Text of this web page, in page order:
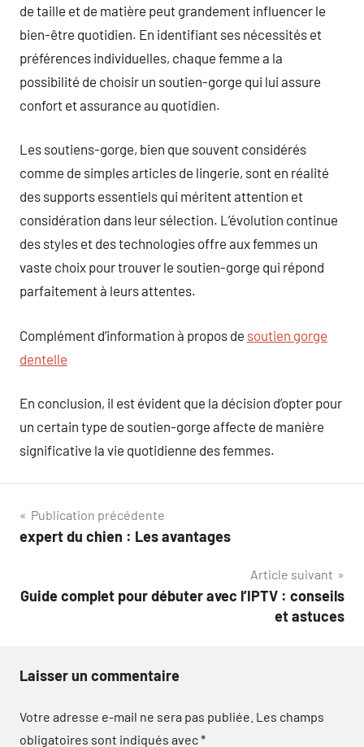
de taille et de matière peut grandement influencer le
bien-être quotidien. En identifiant ses nécessités et
préférences individuelles, chaque femme a la
possibilité de choisir un soutien-gorge qui lui assure
confort et assurance au quotidien.
Les soutiens-gorge, bien que souvent considérés
comme de simples articles de lingerie, sont en réalité
des supports essentiels qui méritent attention et
considération dans leur sélection. L’évolution continue
des styles et des technologies offre aux femmes un
vaste choix pour trouver le soutien-gorge qui répond
parfaitement à leurs attentes.
Complément d’information à propos de soutien gorge
dentelle
En conclusion, il est évident que la décision d’opter pour
un certain type de soutien-gorge affecte de manière
significative la vie quotidienne des femmes.
Navigation
de
Publication précédente
expert du chien : Les avantages
Article suivant
Guide complet pour débuter avec l’IPTV : conseils
et astuces
Laisser un commentaire
Votre adresse e-mail ne sera pas publiée. Les champs
obligatoires sont indiqués avec*